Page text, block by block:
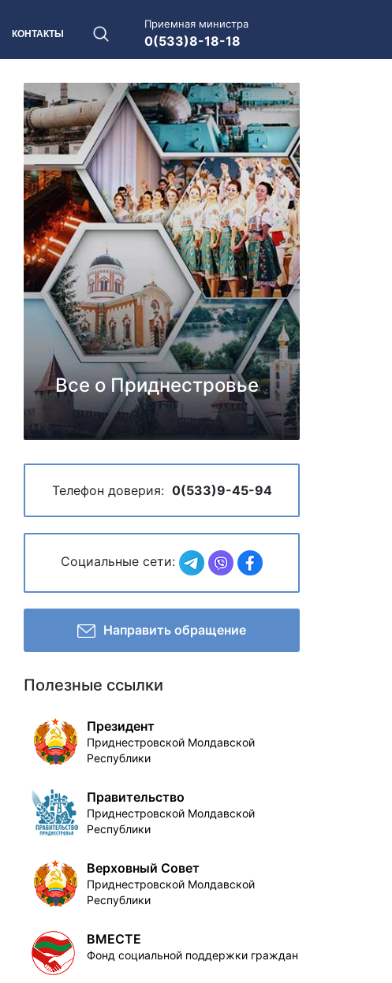
КОНТАКТЫ
Приемная министра
0(533)8-18-18
Все о Приднестровье
Телефон доверия: 0(533)9-45-94
Социальные сети:
Направить обращение
Полезные ссылки
Президент
Приднестровской Молдавской
Республики
Правительство
Приднестровской Молдавской
Республики
Верховный Совет
Приднестровской Молдавской
Республики
ВМЕСТЕ
Фонд социальной поддержки граждан